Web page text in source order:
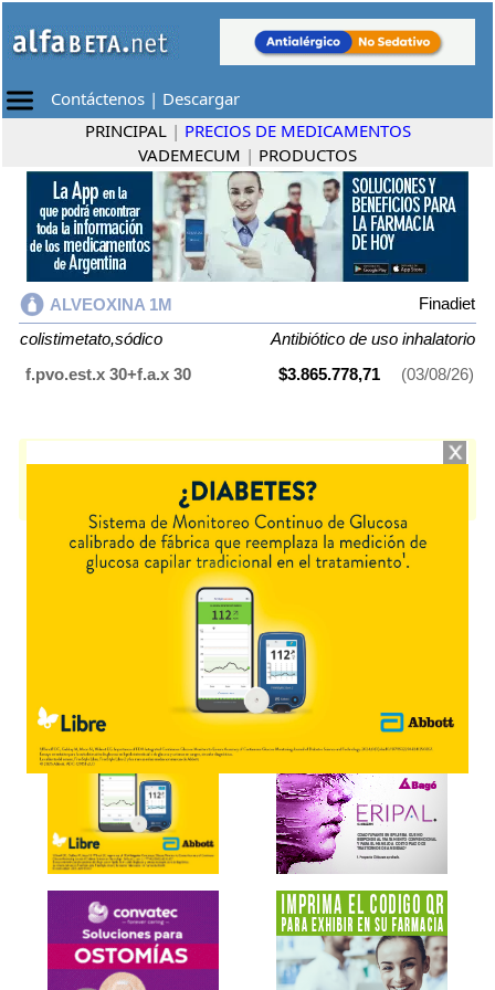
Contáctenos | Descargar
PRINCIPAL | PRECIOS DE MEDICAMENTOS
VADEMECUM | PRODUCTOS
ALVEOXINA 1M
Finadiet
colistimetato,sódico
Antibiótico de uso inhalatorio
f.pvo.est.x 30+f.a.x 30
$3.865.778,71 (03/08/26)
Antibiótico de uso inhalatorio. Es producido por
Explorar más
Otros productos concolistimetato,sódico
Otros productos deFinadiet